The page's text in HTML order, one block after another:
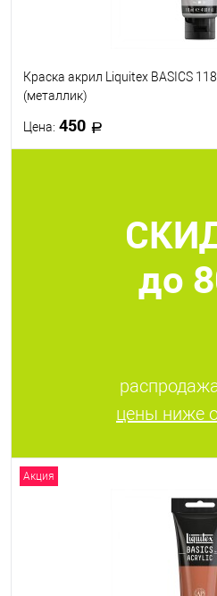
Краска акрил Liquitex BASICS
(металлик)
Цена: 450
до
цены ниже
Акция